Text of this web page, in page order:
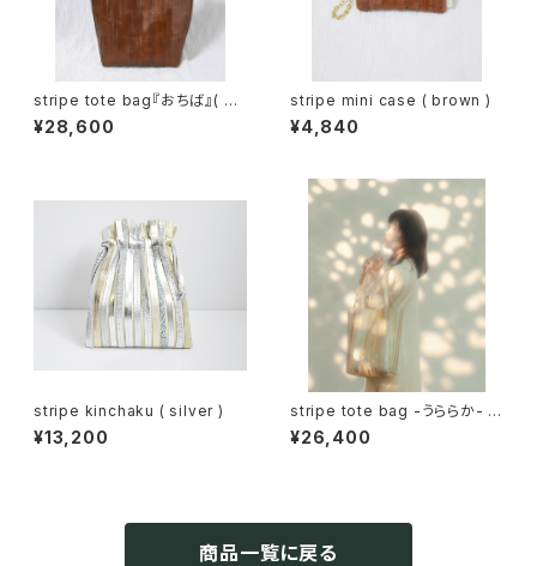
stripe tote bag『おちば』( br
own )
¥28,600
stripe mini case ( brown )
¥4,840
stripe kinchaku ( silver )
¥13,200
stripe tote bag -うららか- (
gold )
¥26,400
商品一覧に戻る